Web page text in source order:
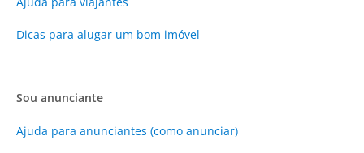
Dicas para alugar um bom imóvel
Sou anunciante
Ajuda para anunciantes (como anunciar)